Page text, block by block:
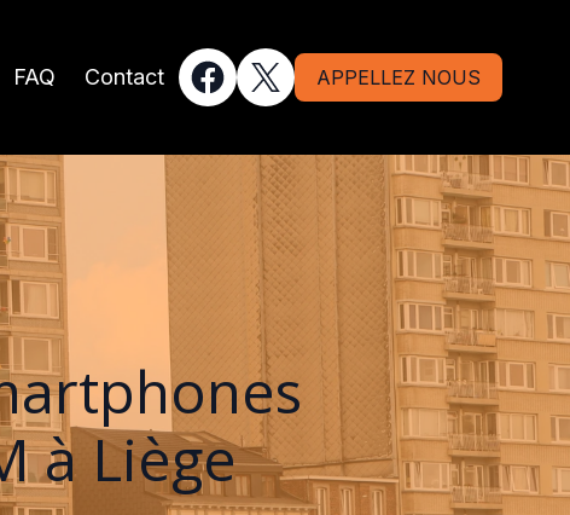
FAQ Contact APPELLEZ NOUS
à Liège